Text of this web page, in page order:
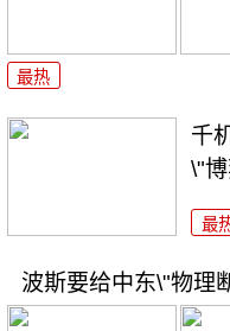
最热
千
\"
最
波斯要给中东\"物理